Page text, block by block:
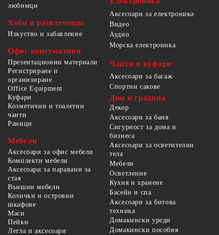
любимци
Хоби и развлечение
Изкуство и забавление
Офис консумативи
Презентационни материали
Регистриране и
организиране
Office Equipment
Аксесоари за електроника
Видео
Аудио
Морска електроника
Чанти и куфари
Аксесоари за багаж
Спортни сакове
Куфари
Козметични и тоалетни
чанти
Раници
Мебели
Аксесоари за офис мебели
Комплекти мебели
Аксесоари за паравани за
стая
Външни мебели
Колички и островни
шкафове
Маси
Пейки
Легла и аксесоари
Дом и градина
Декор
Аксесоари за баня
Сигурност за дома и
бизнеса
Аксесоари за осветителни
тела
Мебели
Осветление
Кухня и хранене
Басейн и спа
Аксесоари за битова
техника
Домакински уреди
Домакински пособия